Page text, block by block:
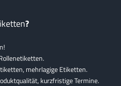
?
mehrlagige Etiketten.
kurzfristige Termine.